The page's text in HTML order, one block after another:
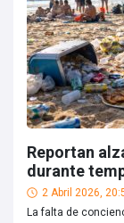
Reportan
durante
2 Abril 2026,
La falta de